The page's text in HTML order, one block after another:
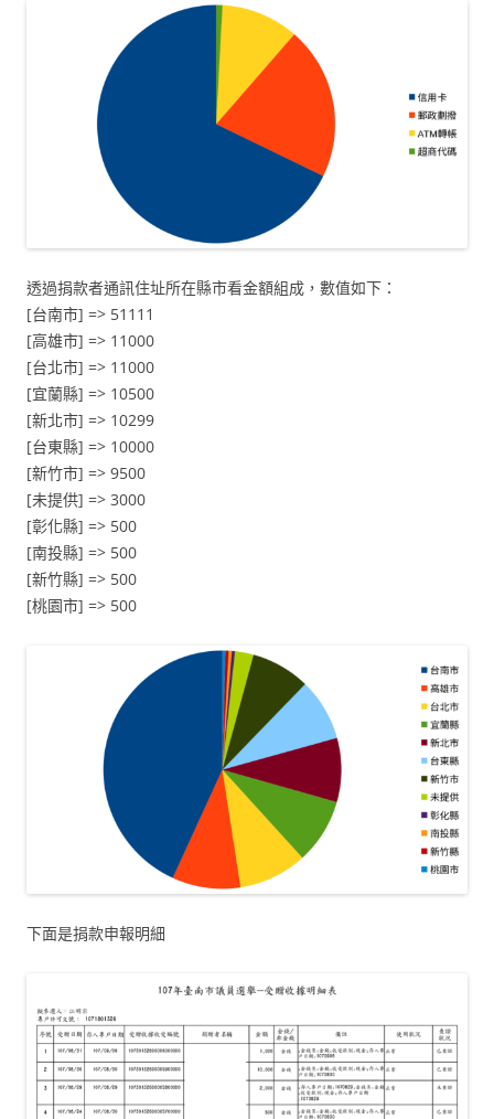
透過捐款者通訊住址所在縣市看金額組成，數值如下：
[台南市] => 51111
[高雄市] => 11000
[台北市] => 11000
[宜蘭縣] => 10500
[新北市] => 10299
[台東縣] => 10000
[新竹市] => 9500
[未提供] => 3000
[彰化縣] => 500
[南投縣] => 500
[新竹縣] => 500
[桃園市] => 500
下面是捐款申報明細